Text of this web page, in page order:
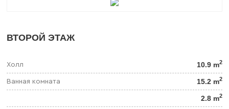
ВТОРОЙ ЭТАЖ
Холл 10.9 m2
Ванная комната 15.2 m2
2.8 m2